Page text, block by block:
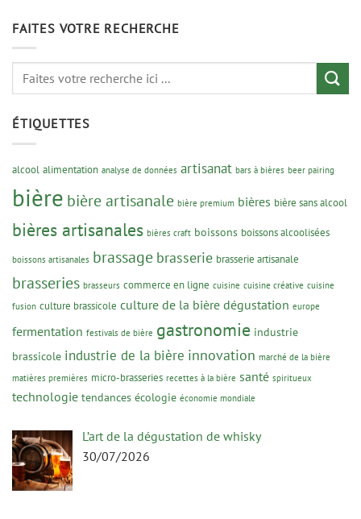
FAITES VOTRE RECHERCHE
ÉTIQUETTES
alcool alimentation analyse de données artisanat bars à bières beer pairing
bière bière artisanale bière premium bières bière sans alcool
bières artisanales bières craft boissons boissons alcoolisées
boissons artisanales brassage brasserie brasserie artisanale
brasseries brasseurs commerce en ligne cuisine cuisine créative cuisine
fusion culture brassicole culture de la bière dégustation europe
fermentation festivals de bière gastronomie industrie
brassicole industrie de la bière innovation marché de la bière
matières premières micro-brasseries recettes à la bière santé spiritueux
technologie tendances écologie économie mondiale
L’art de la dégustation de whisky
30/07/2026